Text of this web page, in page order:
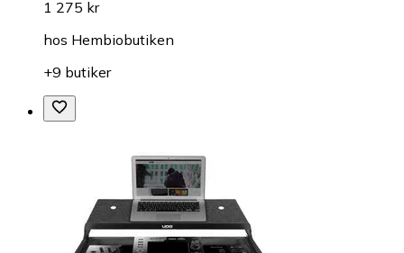
1 275 kr
hos Hembiobutiken
+9 butiker